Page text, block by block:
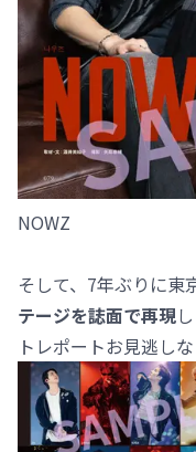
NOWZ
そして、7年ぶりに東
テージを誌面で再現
トレポートお見逃し